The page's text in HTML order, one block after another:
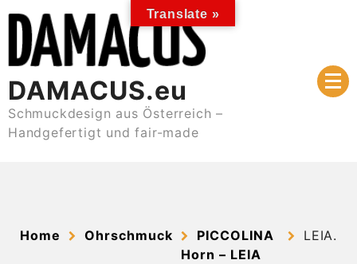
content
DAMACUS.eu
Schmuckdesign aus Österreich –
Handgefertigt und fair-made
Home Ohrschmuck
PICCOLINA
Horn – LEIA
LEIA.
Translate »